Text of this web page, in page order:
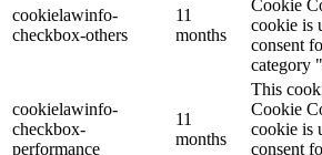
cookielawinfo-
checkbox-others
11
months
Cookie
cookie is
consent
category
cookielawinfo-
checkbox-
performance
11
months
This
Cookie
cookie is
consent